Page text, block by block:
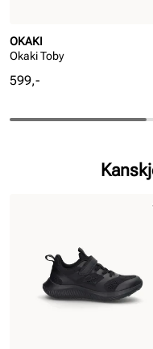
OKAKI
Okaki Toby
Pris
599,-